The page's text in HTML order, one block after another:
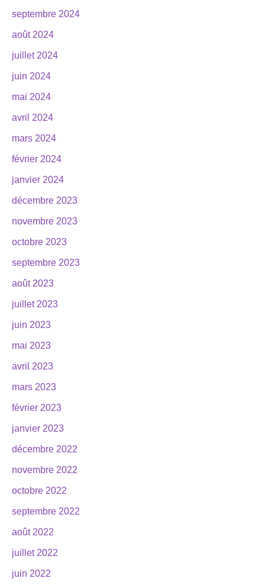
septembre 2024
août 2024
juillet 2024
juin 2024
mai 2024
avril 2024
mars 2024
février 2024
janvier 2024
décembre 2023
novembre 2023
octobre 2023
septembre 2023
août 2023
juillet 2023
juin 2023
mai 2023
avril 2023
mars 2023
février 2023
janvier 2023
décembre 2022
novembre 2022
octobre 2022
septembre 2022
août 2022
juillet 2022
juin 2022